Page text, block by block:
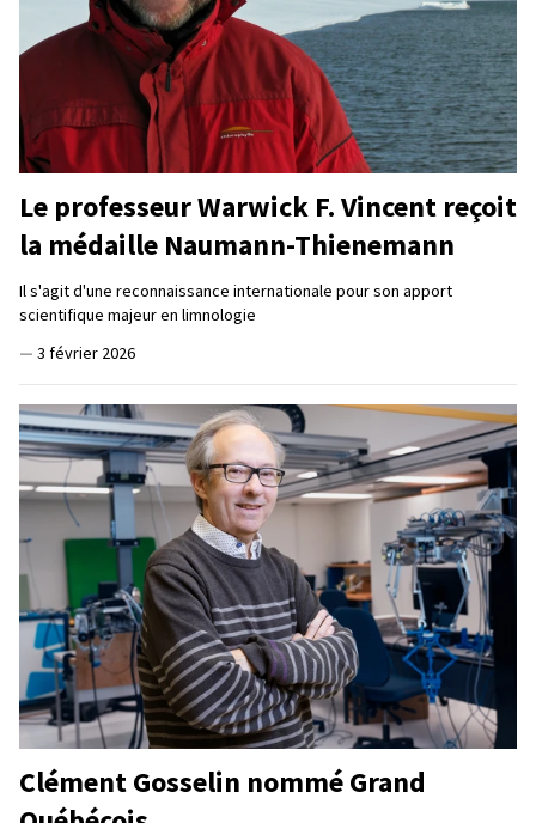
Le professeur Warwick F. Vincent reçoit
la médaille Naumann-Thienemann
Il s'agit d'une reconnaissance internationale pour son apport
scientifique majeur en limnologie
— 3 février 2026
Clément Gosselin nommé Grand